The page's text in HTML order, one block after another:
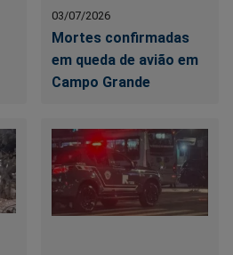
03/07/2026
Mortes confirmadas
em queda de avião em
Campo Grande